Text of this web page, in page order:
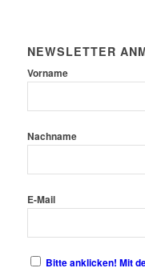
NEWSLETTER
Vorname
Nachname
E-Mail
Bitte anklicken! Mit